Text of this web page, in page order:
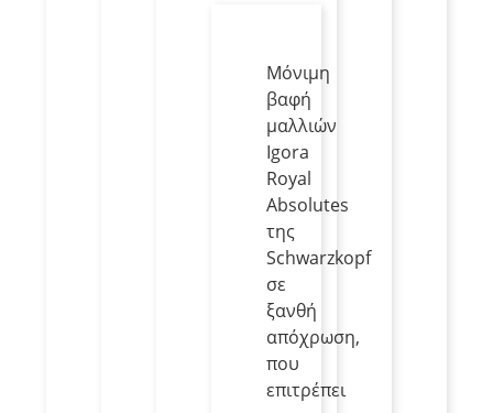
Μόνιμη
βαφή
μαλλιών
Igora
Royal
Absolutes
της
Schwarzkopf
σε
ξανθή
απόχρωση,
που
επιτρέπει